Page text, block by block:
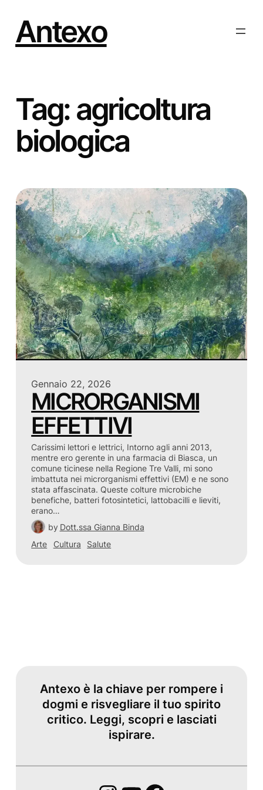
contenuto
Antexo
Tag:agricoltura
biologica
Gennaio 22, 2026
MICRORGANISMI
EFFETTIVI
Carissimi lettori e lettrici, Intorno agli anni 2013,
mentre ero gerente in una farmacia di Biasca, un
comune ticinese nella Regione Tre Valli, mi sono
imbattuta nei microrganismi effettivi (EM) e ne sono
stata affascinata. Queste colture microbiche
benefiche, batteri fotosintetici, lattobacilli e lieviti,
erano…
by Dott.ssa Gianna Binda
Arte
Cultura Salute
Antexo è la chiave per rompere i
dogmi e risvegliare il tuo spirito
critico. Leggi, scopri e lasciati
ispirare.